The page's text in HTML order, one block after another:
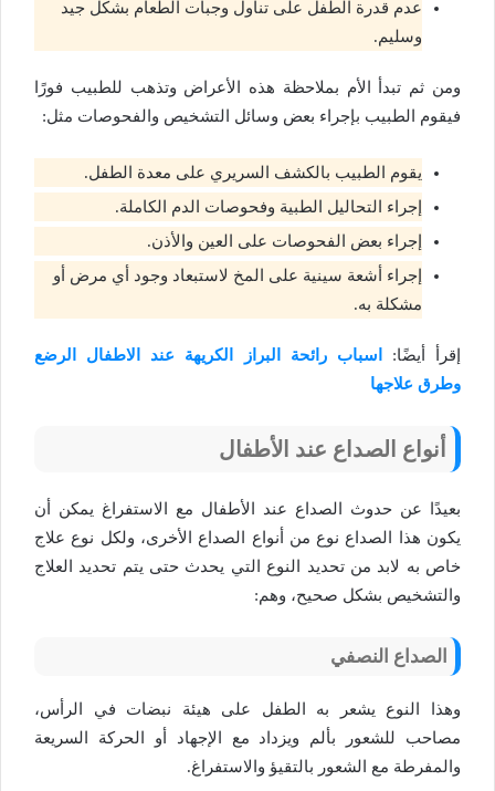
عدم قدرة الطفل على تناول وجبات الطعام بشكل جيد
وسليم.
ومن ثم تبدأ الأم بملاحظة هذه الأعراض وتذهب للطبيب فورًا
فيقوم الطبيب بإجراء بعض وسائل التشخيص والفحوصات مثل:
يقوم الطبيب بالكشف السريري على معدة الطفل.
إجراء التحاليل الطبية وفحوصات الدم الكاملة.
إجراء بعض الفحوصات على العين والأذن.
إجراء أشعة سينية على المخ لاستبعاد وجود أي مرض أو
مشكلة به.
إقرأ أيضًا:
اسباب رائحة البراز الكريهة عند الاطفال الرضع
وطرق علاجها
أنواع الصداع عند الأطفال
بعيدًا عن حدوث الصداع عند الأطفال مع الاستفراغ يمكن أن
يكون هذا الصداع نوع من أنواع الصداع الأخرى، ولكل نوع علاج
خاص به لابد من تحديد النوع التي يحدث حتى يتم تحديد العلاج
والتشخيص بشكل صحيح، وهم:
الصداع النصفي
وهذا النوع يشعر به الطفل على هيئة نبضات في الرأس،
مصاحب للشعور بألم ويزداد مع الإجهاد أو الحركة السريعة
والمفرطة مع الشعور بالتقيؤ والاستفراغ.